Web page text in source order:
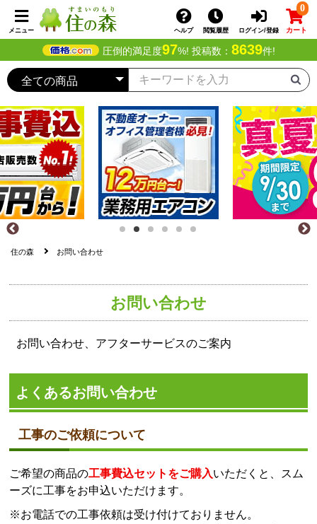
メニュー ヘルプ 閲覧履歴 ログイン/登録
0
カート
圧倒的満足度97%! 投稿数： 8639件!
住の森 お問い合わせ
お問い合わせ
お問い合わせ、アフターサービスのご案内
よくあるお問い合わせ
工事のご依頼について
ご希望の商品の工事費込セットをご購入いただくと、スム
ーズに工事をお申込いただけます。
※お電話での工事依頼は受け付けておりません。